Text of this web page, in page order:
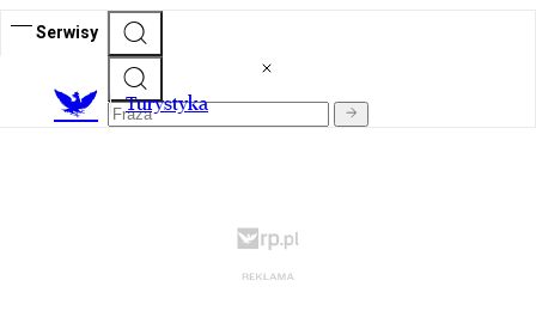
Serwisy
Turystyka